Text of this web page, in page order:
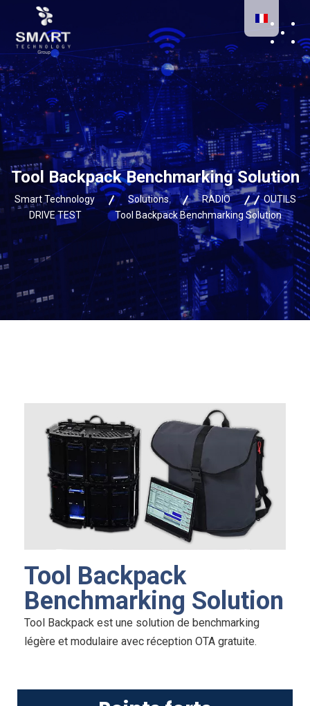
Tool Backpack Benchmarking Solution
Smart Technology Solutions RADIO
OUTILS
DRIVE TEST
Tool Backpack Benchmarking Solution
Tool Backpack
Benchmarking Solution
Tool Backpack est une solution de benchmarking
légère et modulaire avec réception OTA gratuite.